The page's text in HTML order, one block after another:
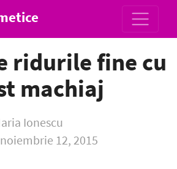
ridurile fine cu
machiaj
Ionescu
12, 2015